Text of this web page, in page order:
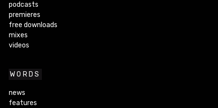
podcasts
premieres
free downloads
mixes
videos
WORDS
news
features